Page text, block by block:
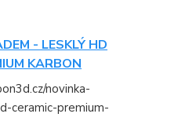
- LESKLÝ HD
KARBON
novinka-
ceramic-premium-